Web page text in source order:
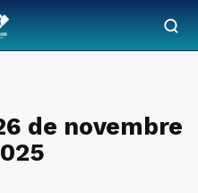
de novembre